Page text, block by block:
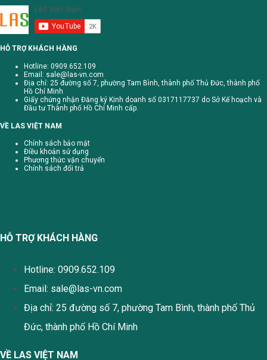
HỖ TRỢ KHÁCH HÀNG
Hotline: 0909.652.109
Email: sale@las-vn.com
Địa chỉ: 25 đường số 7, phường Tam Bình, thành phố Thủ Đức, thành phố
Hồ Chí Minh
Giấy chứng nhận Đăng ký Kinh doanh số 0317117737 do Sở Kế hoạch và
Đầu tư Thành phố Hồ Chí Minh cấp.
VỀ LAS VIỆT NAM
Chính sách bảo mật
Điều khoản sử dụng
Phương thức vận chuyển
Chính sách đổi trả
HỖ TRỢ KHÁCH HÀNG
Hotline: 0909.652.109
Email: sale@las-vn.com
Địa chỉ: 25 đường số 7, phường Tam Bình, thành phố Thủ
Đức, thành phố Hồ Chí Minh
VỀ LAS VIỆT NAM